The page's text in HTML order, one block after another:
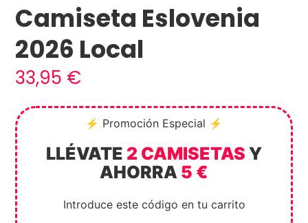
Camiseta Eslovenia
2026 Local
33,95 €
⚡ Promoción Especial ⚡
LLÉVATE 2 CAMISETAS Y
AHORRA 5 €
Introduce este código en tu carrito